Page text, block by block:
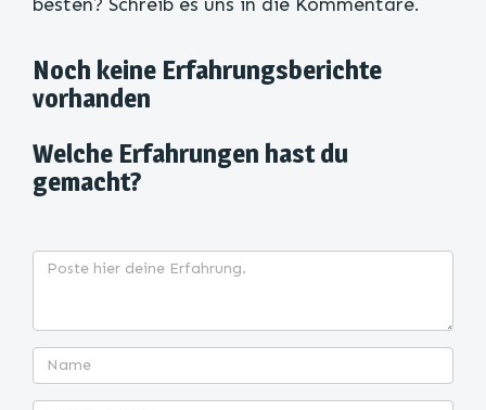
Noch keine Erfahrungsberichte
vorhanden
Welche Erfahrungen hast du
gemacht?